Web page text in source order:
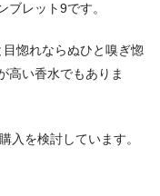
ブレット9です。
惚れならぬひと嗅ぎ惚
高い香水でもありま
入を検討しています。